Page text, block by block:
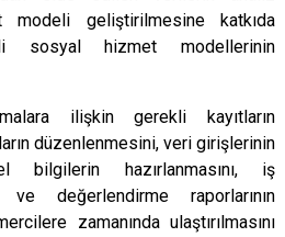
geliştirilmesine katkıda
sosyal hizmet modellerinin
ilişkin gerekli kayıtların
düzenlenmesini, veri girişlerinin
bilgilerin hazırlanmasını, iş
ve değerlendirme raporlarının
zamanında ulaştırılmasını